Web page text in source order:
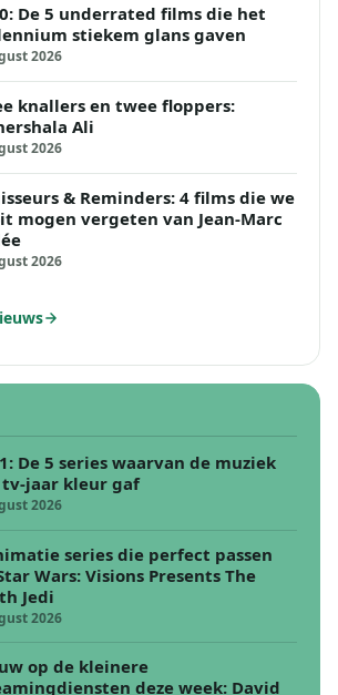
De 5 underrated films die het
stiekem glans gaven
2026
knallers en twee floppers:
Ali
2026
& Reminders: 4 films die we
mogen vergeten van Jean-Marc
2026
De 5 series waarvan de muziek
jaar kleur gaf
2026
series die perfect passen
Wars: Visions Presents The
Jedi
2026
op de kleinere
deze week: David